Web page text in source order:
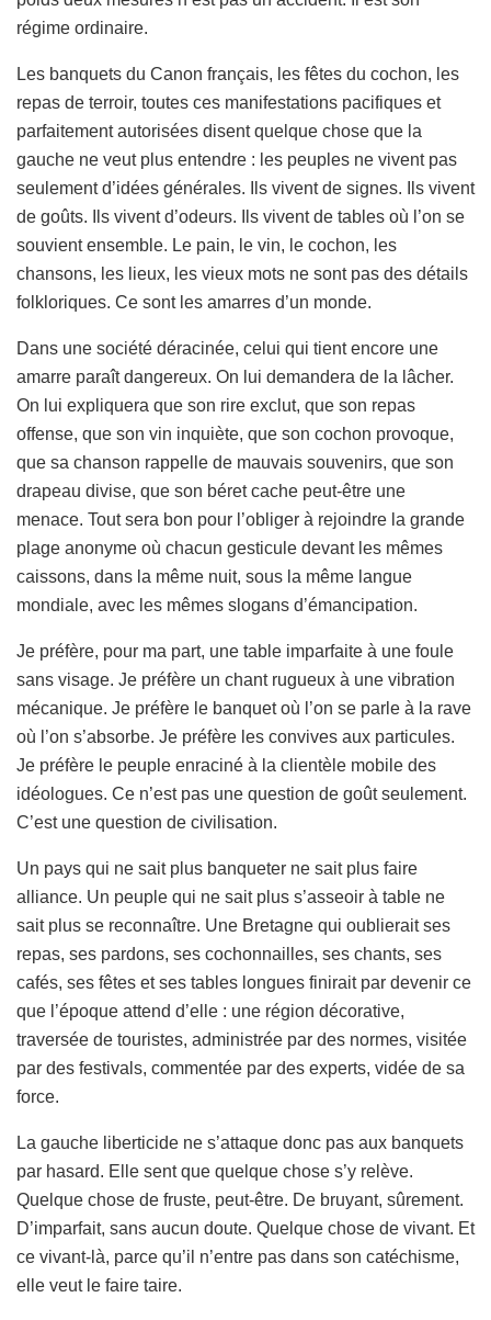
régime ordinaire.
Les banquets du Canon français, les fêtes du cochon, les
repas de terroir, toutes ces manifestations pacifiques et
parfaitement autorisées disent quelque chose que la
gauche ne veut plus entendre : les peuples ne vivent pas
seulement d’idées générales. Ils vivent de signes. Ils vivent
de goûts. Ils vivent d’odeurs. Ils vivent de tables où l’on se
souvient ensemble. Le pain, le vin, le cochon, les
chansons, les lieux, les vieux mots ne sont pas des détails
folkloriques. Ce sont les amarres d’un monde.
Dans une société déracinée, celui qui tient encore une
amarre paraît dangereux. On lui demandera de la lâcher.
On lui expliquera que son rire exclut, que son repas
offense, que son vin inquiète, que son cochon provoque,
que sa chanson rappelle de mauvais souvenirs, que son
drapeau divise, que son béret cache peut-être une
menace. Tout sera bon pour l’obliger à rejoindre la grande
plage anonyme où chacun gesticule devant les mêmes
caissons, dans la même nuit, sous la même langue
mondiale, avec les mêmes slogans d’émancipation.
Je préfère, pour ma part, une table imparfaite à une foule
sans visage. Je préfère un chant rugueux à une vibration
mécanique. Je préfère le banquet où l’on se parle à la rave
où l’on s’absorbe. Je préfère les convives aux particules.
Je préfère le peuple enraciné à la clientèle mobile des
idéologues. Ce n’est pas une question de goût seulement.
C’est une question de civilisation.
Un pays qui ne sait plus banqueter ne sait plus faire
alliance. Un peuple qui ne sait plus s’asseoir à table ne
sait plus se reconnaître. Une Bretagne qui oublierait ses
repas, ses pardons, ses cochonnailles, ses chants, ses
cafés, ses fêtes et ses tables longues finirait par devenir ce
que l’époque attend d’elle : une région décorative,
traversée de touristes, administrée par des normes, visitée
par des festivals, commentée par des experts, vidée de sa
force.
La gauche liberticide ne s’attaque donc pas aux banquets
par hasard. Elle sent que quelque chose s’y relève.
Quelque chose de fruste, peut-être. De bruyant, sûrement.
D’imparfait, sans aucun doute. Quelque chose de vivant. Et
ce vivant-là, parce qu’il n’entre pas dans son catéchisme,
elle veut le faire taire.